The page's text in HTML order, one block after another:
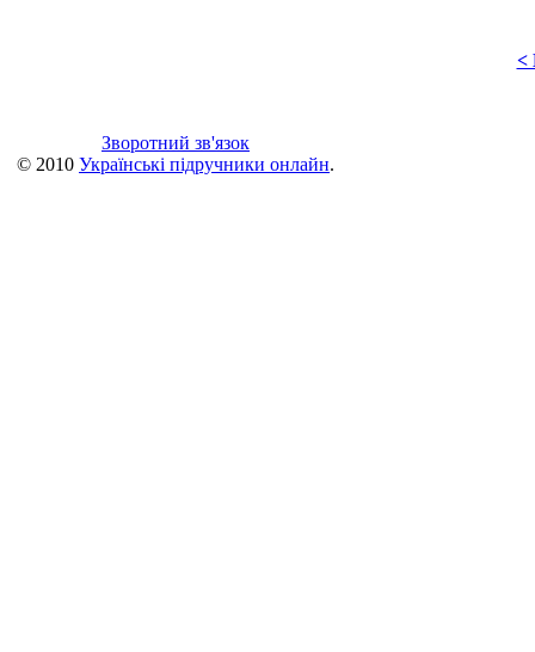
<
Зворотний зв'язок
© 2010 Українські підручники онлайн.